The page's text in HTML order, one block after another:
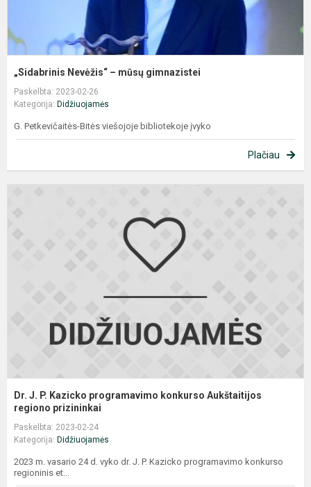
„Sidabrinis Nevėžis“ – mūsų gimnazistei
Paskelbta: 2023-02-26
Kategorija: Didžiuojamės
G. Petkevičaitės-Bitės viešojoje bibliotekoje įvyko
Plačiau
Dr. J. P. Kazicko programavimo konkurso Aukštaitijos
regiono prizininkai
Paskelbta: 2023-02-24
Kategorija: Didžiuojamės
2023 m. vasario 24 d. vyko dr. J. P. Kazicko programavimo konkurso
regioninis et...